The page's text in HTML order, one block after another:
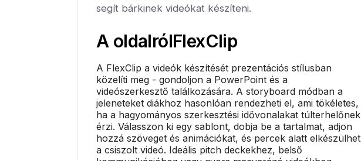
segít bárkinek videókat készíteni.
A oldalrólFlexClip
A FlexClip a videók készítését prezentációs stílusban
közelíti meg - gondoljon a PowerPoint és a
videószerkesztő találkozására. A storyboard módban a
jeleneteket diákhoz hasonlóan rendezheti el, ami tökéletes,
ha a hagyományos szerkesztési idővonalakat túlterhelőnek
érzi. Válasszon ki egy sablont, dobja be a tartalmat, adjon
hozzá szöveget és animációkat, és percek alatt elkészülhet
a csiszolt videó. Ideális pitch deckekhez, belső